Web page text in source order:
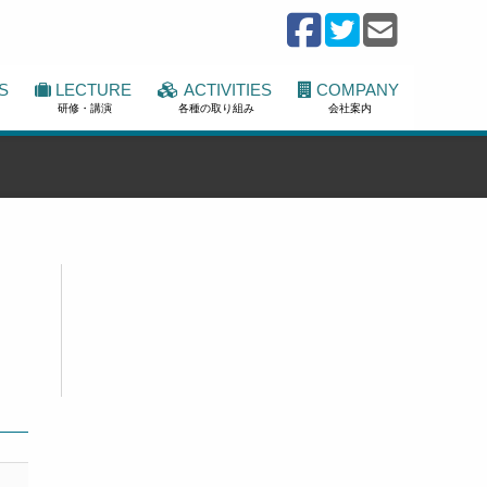
LECTURE
研修・講演
ACTIVITIES
各種の取り組み
COMPANY
会社案内